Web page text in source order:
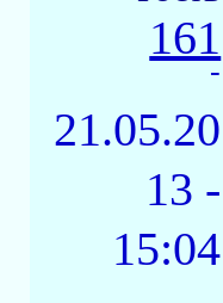
161
-
21.05.20
13 -
15:04